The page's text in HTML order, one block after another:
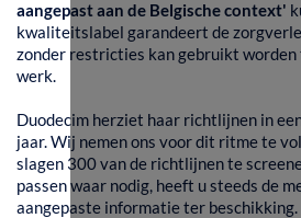
aangepast aan de Belgische context'
kwaliteitslabel garandeert de
zonder restricties kan gebruikt
werk.
Duodecim herziet haar richtlijnen in
jaar. Wij nemen ons voor dit ritme te
slagen 300 van de richtlijnen te
passen waar nodig, heeft u steeds de
aangepaste informatie ter beschikking.